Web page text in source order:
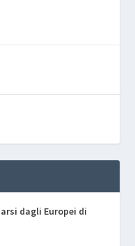
dagli Europei di